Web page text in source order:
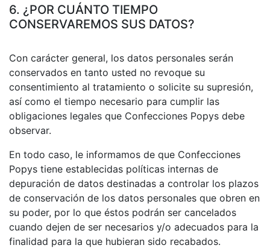
6. ¿POR CUÁNTO TIEMPO
CONSERVAREMOS SUS DATOS?
Con carácter general, los datos personales serán
conservados en tanto usted no revoque su
consentimiento al tratamiento o solicite su supresión,
así como el tiempo necesario para cumplir las
obligaciones legales que Confecciones Popys debe
observar.
En todo caso, le informamos de que Confecciones
Popys tiene establecidas políticas internas de
depuración de datos destinadas a controlar los plazos
de conservación de los datos personales que obren en
su poder, por lo que éstos podrán ser cancelados
cuando dejen de ser necesarios y/o adecuados para la
finalidad para la que hubieran sido recabados.